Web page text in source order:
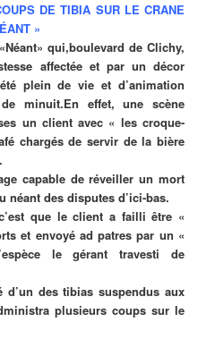
DE TIBIA SUR LE CRANE
»
qui,boulevard de Clichy,
affectée et par un décor
plein de vie et d’animation
minuit.En effet, une scène
un client avec « les croque-
chargés de servir de la bière
capable de réveiller un mort
néant des disputes d’ici-bas.
que le client a failli être «
et envoyé ad patres par un «
le gérant travesti de
d’un des tibias suspendus aux
plusieurs coups sur le